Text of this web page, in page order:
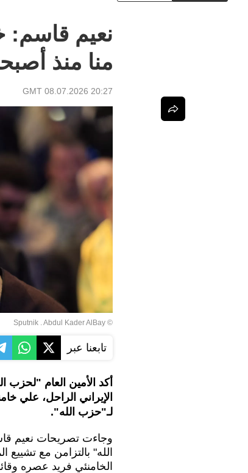
نعيم
منا منذ
20:27 GMT 08.07.2026
© Sputnik . Abdul Kader AlBay
تابعنا عبر
أكد الأمين العام "لحزب
الإيراني الراحل، علي
لـ"حزب الله".
وجاءت تصريحات نعيم
الله" بالتزامن مع تشييع
الخامنئي فريد عصره